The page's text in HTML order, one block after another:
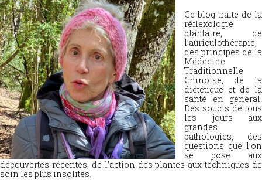
Ce blog traite de la
réflexologie
plantaire, de
l’auriculothérapie,
des principes de la
Médecine
Traditionnelle
Chinoise, de la
diététique et de la
santé en général.
Des soucis de tous
les jours aux
grandes
pathologies, des
questions que l’on
se pose aux
découvertes récentes, de l’action des plantes aux techniques de
soin les plus insolites.